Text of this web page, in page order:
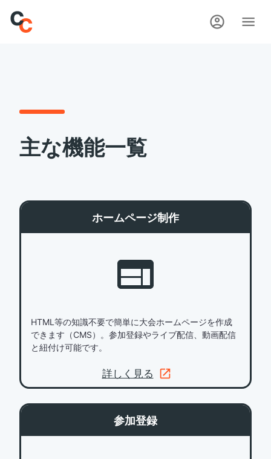
主な機能一覧
ホームページ制作
HTML等の知識不要で簡単に大会ホームページを作成
できます（CMS）。参加登録やライブ配信、動画配信
と紐付け可能です。
詳しく見る
参加登録